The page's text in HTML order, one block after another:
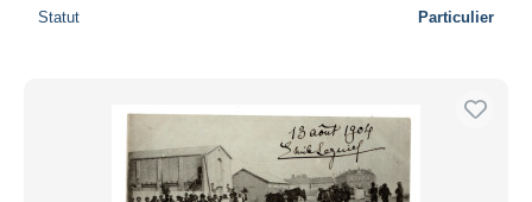
Statut Particulier